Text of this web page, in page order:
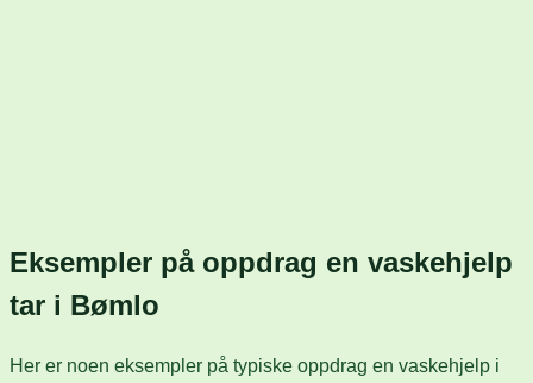
Eksempler på oppdrag en vaskehjelp
tar i Bømlo
Her er noen eksempler på typiske oppdrag en vaskehjelp i